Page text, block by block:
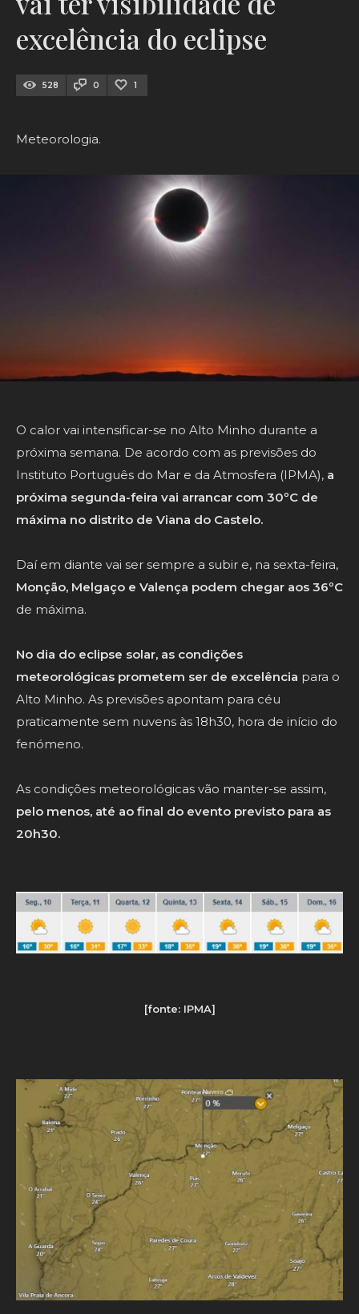
excelência do eclipse
528 0 1
Meteorologia.
O calor vai intensificar-se no Alto Minho durante a
próxima semana. De acordo com as previsões do
Instituto Português do Mar e da Atmosfera (IPMA), a
próxima segunda-feira vai arrancar com 30ºC de
máxima no distrito de Viana do Castelo.
Daí em diante vai ser sempre a subir e, na sexta-feira,
Monção, Melgaço e Valença podem chegar aos 36ºC
de máxima.
No dia do eclipse solar, as condições
meteorológicas prometem ser de excelência para o
Alto Minho. As previsões apontam para céu
praticamente sem nuvens às 18h30, hora de início do
fenómeno.
As condições meteorológicas vão manter-se assim,
pelo menos, até ao final do evento previsto para as
20h30.
[fonte: IPMA]